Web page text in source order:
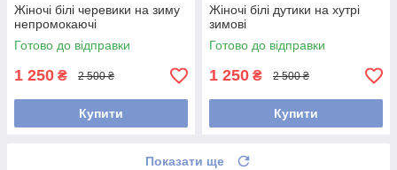
Жіночі білі черевики на зиму
непромокаючі
Готово до відправки
1 250 ₴ 2 500 ₴
Купити
Жіночі білі дутики на хутрі
зимові
Готово до відправки
1 250 ₴ 2 500 ₴
Купити
Показати ще